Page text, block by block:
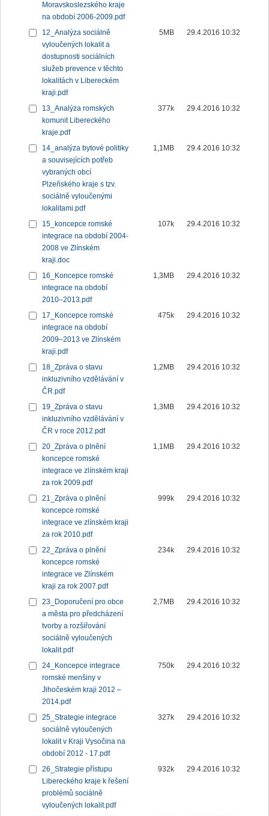
Moravskoslezského kraje
na období 2006-2009.pdf
12_Analýza sociálně
vyloučených lokalit a
dostupnosti sociálních
služeb prevence v těchto
lokalitách v Libereckém
kraji.pdf
5MB 29.4.2016 10:32
13_Analýza romských
komunit Libereckého
kraje.pdf
377k 29.4.2016 10:32
14_analýza bytové politiky
a souvisejících potřeb
vybraných obcí
Plzeňského kraje s tzv.
sociálně vyloučenými
lokalitami.pdf
1,1MB 29.4.2016 10:32
15_koncepce romské
integrace na období 2004-
2008 ve Zlínském
kraji.doc
107k 29.4.2016 10:32
16_Koncepce romské
integrace na období
2010–2013.pdf
1,3MB 29.4.2016 10:32
17_Koncepce romské
integrace na období
2009–2013 ve Zlínském
kraji.pdf
475k 29.4.2016 10:32
18_Zpráva o stavu
inkluzivního vzdělávání v
ČR.pdf
1,2MB 29.4.2016 10:32
19_Zpráva o stavu
inkluzivního vzdělávání v
ČR v roce 2012.pdf
1,3MB 29.4.2016 10:32
20_Zpráva o plnění
koncepce romské
integrace ve zlínském kraji
za rok 2009.pdf
1,1MB 29.4.2016 10:32
21_Zpráva o plnění
koncepce romské
integrace ve zlínském kraji
za rok 2010.pdf
999k 29.4.2016 10:32
22_Zpráva o plnění
koncepce romské
integrace ve Zlínském
kraji za rok 2007.pdf
234k 29.4.2016 10:32
23_Doporučení pro obce
a města pro předcházení
tvorby a rozšiřování
sociálně vyloučených
lokalit.pdf
2,7MB 29.4.2016 10:32
24_Koncepce integrace
romské menšiny v
Jihočeském kraji 2012 –
2014.pdf
750k 29.4.2016 10:32
25_Strategie integrace
sociálně vyloučených
lokalit v Kraji Vysočina na
období 2012 - 17.pdf
327k 29.4.2016 10:32
26_Strategie přístupu
Libereckého kraje k řešení
problémů sociálně
vyloučených lokalit.pdf
932k 29.4.2016 10:32